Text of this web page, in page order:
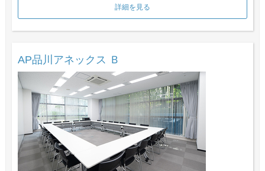
詳細を見る
AP品川アネックス Ｂ